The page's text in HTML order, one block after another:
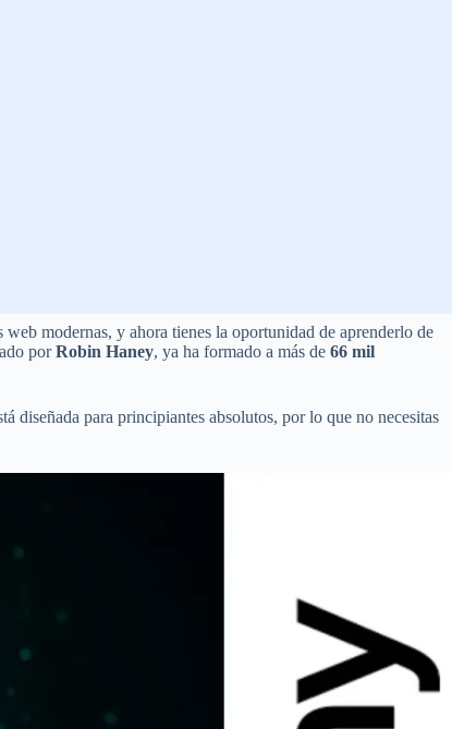
modernas, y ahora tienes la oportunidad de aprenderlo de
porRobin Haney, ya ha formado a más de 66 mil
diseñada para principiantes absolutos, por lo que no necesitas